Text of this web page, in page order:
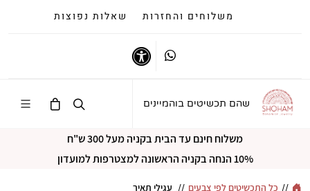
משלוחים והחזרות שאלות נפוצות
Whatsapp
שהם תכשיטים בוהמיינים
משלוח חינם עד הבית בקניה מעל 300 ש"ח
10% הנחה בקניה הראשונה למצטרפות למועדון
// כל התכשיטים לפי צבעים // עגילי תאיר